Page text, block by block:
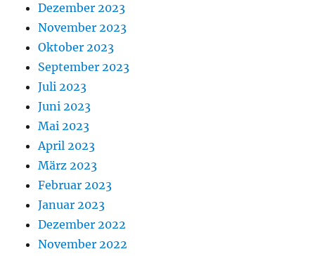
Dezember 2023
November 2023
Oktober 2023
September 2023
Juli 2023
Juni 2023
Mai 2023
April 2023
März 2023
Februar 2023
Januar 2023
Dezember 2022
November 2022